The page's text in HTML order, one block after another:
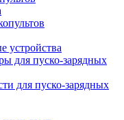
устройства
для пуско-зарядных
для пуско-зарядных